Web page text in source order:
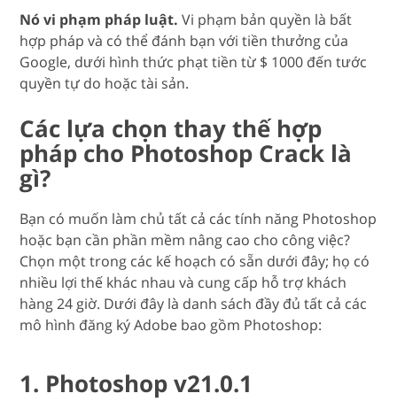
Nó vi phạm pháp luật. Vi phạm bản quyền là bất
hợp pháp và có thể đánh bạn với tiền thưởng của
Google, dưới hình thức phạt tiền từ $ 1000 đến tước
quyền tự do hoặc tài sản.
Các lựa chọn thay thế hợp
pháp cho Photoshop Crack là
gì?
Bạn có muốn làm chủ tất cả các tính năng Photoshop
hoặc bạn cần phần mềm nâng cao cho công việc?
Chọn một trong các kế hoạch có sẵn dưới đây; họ có
nhiều lợi thế khác nhau và cung cấp hỗ trợ khách
hàng 24 giờ. Dưới đây là danh sách đầy đủ tất cả các
mô hình đăng ký Adobe bao gồm Photoshop:
1. Photoshop v21.0.1